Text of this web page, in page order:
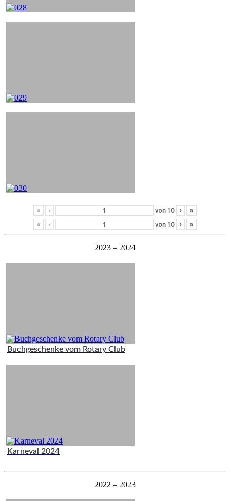
« ‹ von 10 › »
« ‹ von 10 › »
2023 – 2024
Buchgeschenke vom Rotary Club
Karneval 2024
2022 – 2023